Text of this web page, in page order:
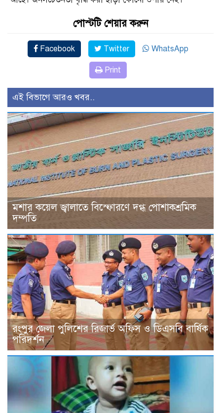
পোস্টটি শেয়ার করুন
Facebook Twitter WhatsApp
Print
এই বিভাগে আরও খবর..
মশার কয়েল জ্বালাতে বিস্ফোরণে দগ্ধ পোশাকশ্রমিক
দম্পতি
রংপুর জেলা পুলিশের রিজার্ভ অফিস ও ডিএসবি বার্ষিক
পরিদর্শন